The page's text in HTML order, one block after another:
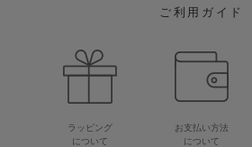
ご利用ガイド
ラッピング
について
お支払い方法
について